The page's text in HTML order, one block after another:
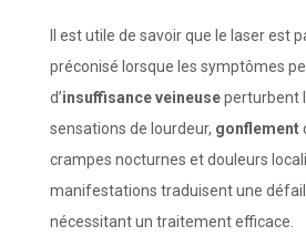
Il est utile de savoir que le laser est
préconisé lorsque les symptômes
d’insuffisance veineuseperturbent
sensations de lourdeur, gonflement
crampes nocturnes et douleurs
manifestations traduisent une
nécessitant un traitement efficace.